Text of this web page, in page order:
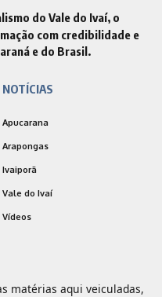
do Vale do Ivaí, o
com credibilidade e
e do Brasil.
NOTÍCIAS
Apucarana
Arapongas
Ivaiporã
Vale do Ivaí
Vídeos
matérias aqui veiculadas,